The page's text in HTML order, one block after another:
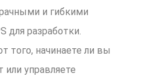
и гибкими
для разработки.
того, начинаете ли вы
управляете